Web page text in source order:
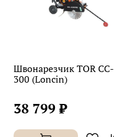
Швонарезчик TOR CC-
300 (Loncin)
38 799 ₽